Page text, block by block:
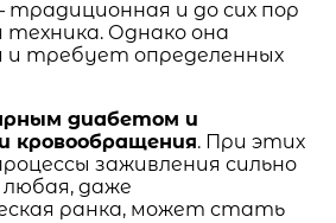
и до сих пор
техника. Однако она
и требует определенных
диабетом и
кровообращения. При этих
заживления сильно
даже
ранка, может стать